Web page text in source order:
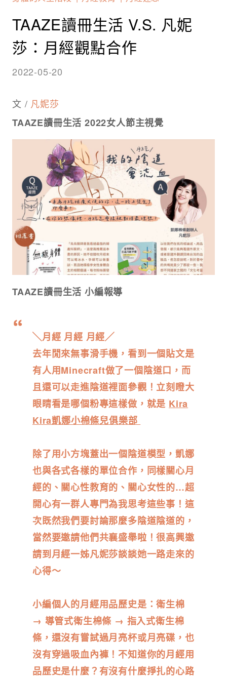
TAAZE讀冊生活 V.S. 凡妮
莎：月經觀點合作
2022-05-20
文 / 凡妮莎
TAAZE讀冊生活 2022女人節主視覺
TAAZE讀冊生活 小編報導
╲月經 月經 月經╱
去年閒來無事滑手機，看到一個貼文是
有人用Minecraft做了一個陰道口，而
且還可以走進陰道裡面參觀！立刻瞪大
眼睛看是哪個粉專這樣做，就是 Kira
Kira凱娜小棉條兒俱樂部
除了用小方塊蓋出一個陰道模型，凱娜
也與各式各樣的單位合作，同樣關心月
經的、關心性教育的、關心女性的…超
開心有一群人專門為我思考這些事！這
次既然我們要討論那麼多陰道陰道的，
當然要邀請他們共襄盛舉啦！很高興邀
請到月經一姊凡妮莎談談她一路走來的
心得～
小編個人的月經用品歷史是：衛生棉
→ 導管式衛生棉條 → 指入式衛生棉
條，還沒有嘗試過月亮杯或月亮碟，也
沒有穿過吸血內褲！不知道你的月經用
品歷史是什麼？有沒有什麼掙扎的心路